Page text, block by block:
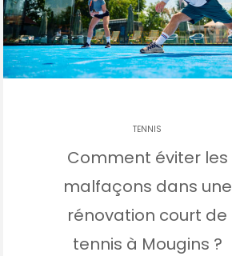
TENNIS
Comment éviter les
malfaçons dans une
rénovation court de
tennis à Mougins ?